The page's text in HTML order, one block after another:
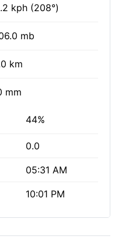
kph (208°)
mb
km
mm
44%
0.0
05:31 AM
10:01 PM